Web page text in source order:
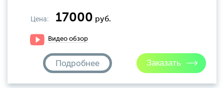
Цена: 17000 руб.
Видео обзор
Подробнее